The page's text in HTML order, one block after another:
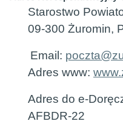
Starostwo
09-300 Żuromin,
Email:
Adres www:
Adres do e-
AFBDR-22